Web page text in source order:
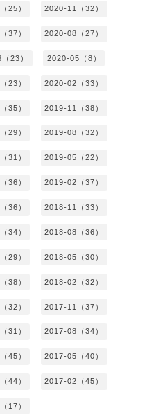
25） 2020-11（32）
37） 2020-08（27）
23） 2020-05（8）
23） 2020-02（33）
35） 2019-11（38）
29） 2019-08（32）
31） 2019-05（22）
36） 2019-02（37）
36） 2018-11（33）
34） 2018-08（36）
29） 2018-05（30）
38） 2018-02（32）
32） 2017-11（37）
31） 2017-08（34）
45） 2017-05（40）
44） 2017-02（45）
17）